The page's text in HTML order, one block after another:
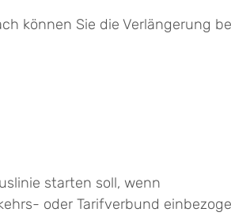
können Sie die Verlängerung
starten soll, wenn
oder Tarifverbund